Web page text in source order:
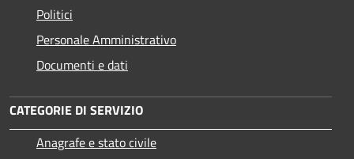
Politici
Personale Amministrativo
Documenti e dati
CATEGORIE DI SERVIZIO
Anagrafe e stato civile